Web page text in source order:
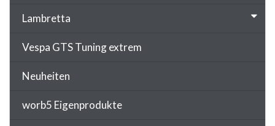
Lambretta
Vespa GTS Tuning extrem
Neuheiten
worb5 Eigenprodukte